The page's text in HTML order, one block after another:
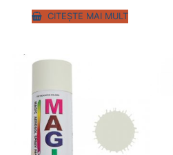
CITEȘTE MAI MULT